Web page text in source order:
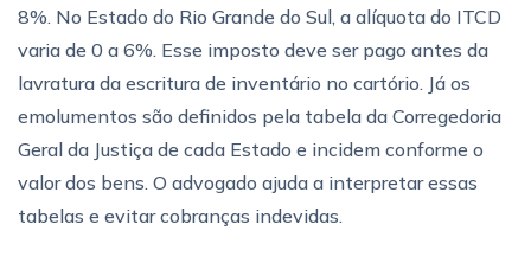
8%. No Estado do Rio Grande do Sul, a alíquota do ITCD
varia de 0 a 6%. Esse imposto deve ser pago antes da
lavratura da escritura de inventário no cartório. Já os
emolumentos são definidos pela tabela da Corregedoria
Geral da Justiça de cada Estado e incidem conforme o
valor dos bens. O advogado ajuda a interpretar essas
tabelas e evitar cobranças indevidas.